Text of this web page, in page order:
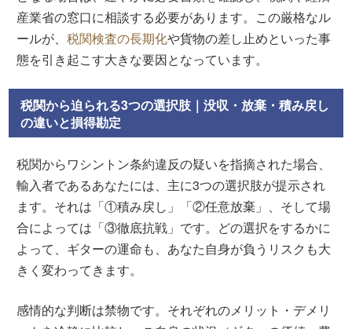
産業省の窓口に相談する必要があります。この厳格なル
ールが、税関検査の長期化や貨物の差し止めといった事
態を引き起こす大きな要因となっています。
税関から迫られる3つの選択肢｜没収・放棄・積み戻し
の違いと損得勘定
税関からワシントン条約違反の疑いを指摘された場合、
輸入者であるあなたには、主に3つの選択肢が提示され
ます。それは「①積み戻し」「②任意放棄」、そして場
合によっては「③徹底抗戦」です。どの選択をするかに
よって、ギターの運命も、あなた自身が負うリスクも大
きく変わってきます。
感情的な判断は禁物です。それぞれのメリット・デメリ